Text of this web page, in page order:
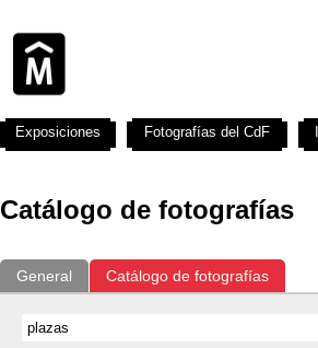
Catálogo de fotografías
General Catálogo de fotografías
Exposiciones Fotografías del CdF